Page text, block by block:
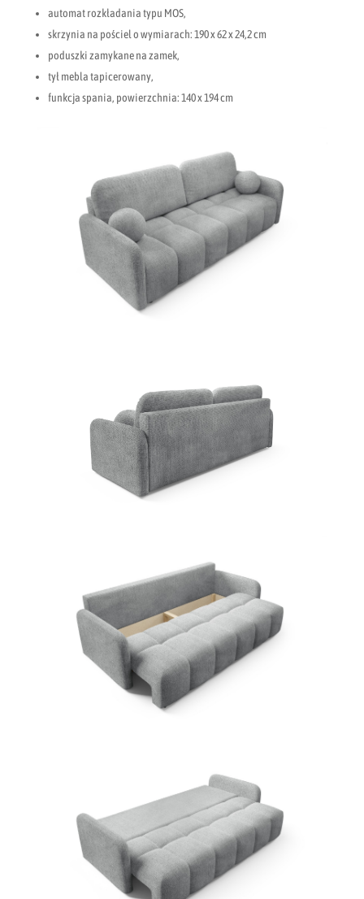
automat rozkładania typu MOS,
skrzynia na pościel o wymiarach: 190 x 62 x 24,2 cm
poduszki zamykane na zamek,
tył mebla tapicerowany,
funkcja spania, powierzchnia: 140 x 194 cm